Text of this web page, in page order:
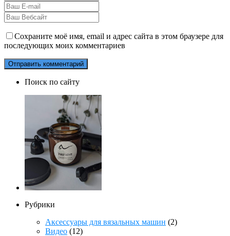
Сохраните моё имя, email и адрес сайта в этом браузере для
последующих моих комментариев
Поиск по сайту
Рубрики
Аксессуары для вязальных машин (2)
Видео (12)